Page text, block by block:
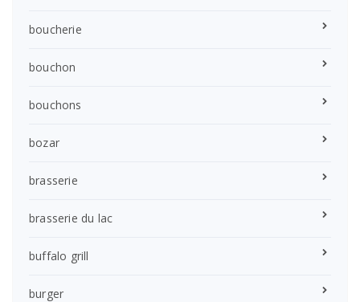
boucherie
bouchon
bouchons
bozar
brasserie
brasserie du lac
buffalo grill
burger